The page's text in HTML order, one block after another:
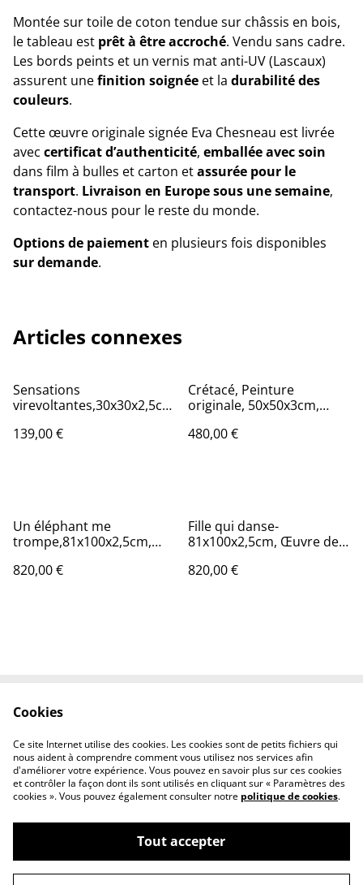
Montée sur toile de coton tendue sur châssis en bois,
le tableau est prêt à être accroché. Vendu sans cadre.
Les bords peints et un vernis mat anti-UV (Lascaux)
assurent unefinition soignée et la durabilité des
couleurs.
Cette œuvre originale signée Eva Chesneau est livrée
avec certificat d’authenticité, emballée avec soin
dans film à bulles et carton etassurée pour le
transport. Livraison en Europe sous une semaine,
contactez-nous pour le reste du monde.
Options de paiement en plusieurs fois disponibles
sur demande.
Articles connexes
Sensations
virevoltantes,30x30x2,5cm
Eva Chesneau, sur toile,
139,00 €
Crétacé, Peinture
originale, 50x50x3cm,
Chesneau, sur bois, bords
480,00 €
Un éléphant me
trompe,81x100x2,5cm,
Chesneau, sur TOILE,
820,00 €
Fille qui danse-
81x100x2,5cm, Œuvre de
TOILE, bords peints, prêt à
820,00 €
Politique de cookies
Politique de
confidentialité
©2026EvaChesneauArt.com
Cookies
Ce site Internet utilise des cookies. Les cookies sont de petits fichiers qui
nous aident à comprendre comment vous utilisez nos services afin
d'améliorer votre expérience. Vous pouvez en savoir plus sur ces cookies
et contrôler la façon dont ils sont utilisés en cliquant sur « Paramètres des
cookies ». Vous pouvez également consulter notre politique de cookies.
Tout accepter